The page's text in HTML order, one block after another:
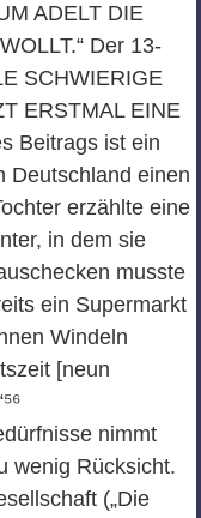
ADELT DIE
Der 13-
SCHWIERIGE
ERSTMAL EINE
Beitrags ist ein
Deutschland einen
erzählte eine
in dem sie
musste
ein Supermarkt
Windeln
[neun
nimmt
wenig Rücksicht.
(„Die